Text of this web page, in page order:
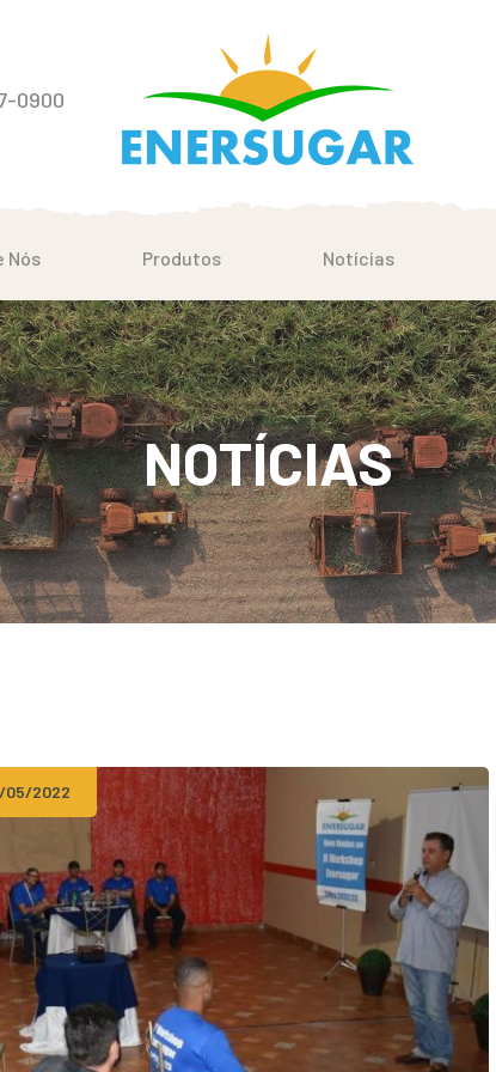
0900
Nós Produtos Notícias
NOTÍCIAS
05/2022